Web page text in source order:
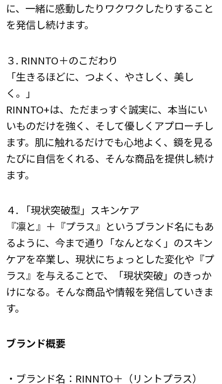
に、一緒に感動したりワクワクしたりすること
を発信し続けます。
３. RINNTO＋のこだわり
「生きるほどに、つよく、やさしく、美し
く。」
RINNTO+は、ただまっすぐ誠実に、本当にい
いものだけを強く、そして優しくアプローチし
ます。肌に触れるだけでも心地よく、鏡を見る
たびに自信をくれる、そんな商品を提供し続け
ます。
４. 「現状突破型」スキンケア
『凛と』＋『プラス』というブランド名にもあ
るように、今まで通り「なんとなく」のスキン
ケアを卒業し、現状にちょっとした変化や『プ
ラス』を与えることで、「現状突破」のきっか
けになる。そんな商品や情報を発信していきま
す。
ブランド概要
・ブランド名：RINNTO＋（リントプラス）